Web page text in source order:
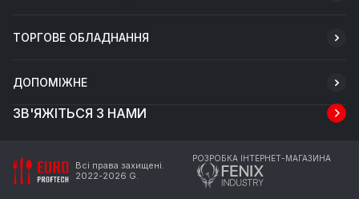
ТОРГОВЕ ОБЛАДНАННЯ
ДОПОМІЖНЕ
ЗВ'ЯЖІТЬСЯ З НАМИ
Всі права захищені.
2022-2026 G.
РОЗРОБКА ІНТЕРНЕТ-МАГАЗИНА